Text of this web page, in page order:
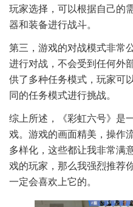
玩家选择，可以根据自己的
器和装备进行战斗。
第三，游戏的对战模式非常
进行对战，不会受到任何外
供了多种任务模式，玩家可
同的任务模式进行挑战。
综上所述，《彩虹六号》是
戏。游戏的画面精美，操作
多样化，这些都让我非常满
戏的玩家，那么我强烈推荐
一定会喜欢上它的。